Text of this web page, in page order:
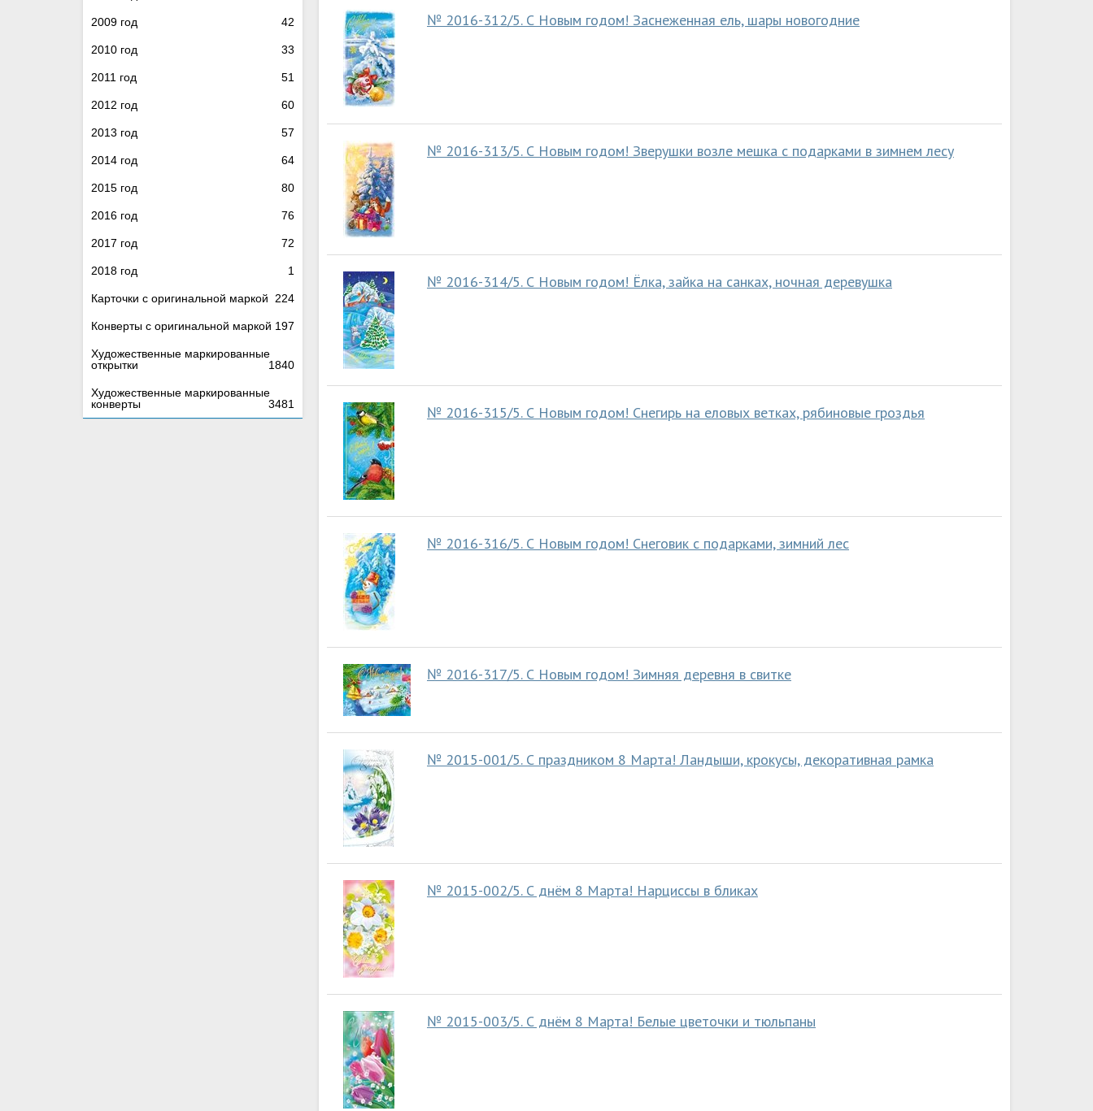
2009 год 42
2010 год 33
2011 год 51
2012 год 60
2013 год 57
2014 год 64
2015 год 80
2016 год 76
2017 год 72
2018 год 1
Карточки с оригинальной маркой 224
Конверты с оригинальной маркой 197
Художественные маркированные
открытки
1840
Художественные маркированные
конверты
3481
№ 2016-312/5. С Новым годом! Заснеженная ель, шары новогодние
№ 2016-313/5. С Новым годом! Зверушки возле мешка с подарками в зимнем лесу
№ 2016-314/5. С Новым годом! Ёлка, зайка на санках, ночная деревушка
№ 2016-315/5. С Новым годом! Снегирь на еловых ветках, рябиновые гроздья
№ 2016-316/5. С Новым годом! Снеговик с подарками, зимний лес
№ 2016-317/5. С Новым годом! Зимняя деревня в свитке
№ 2015-001/5. С праздником 8 Марта! Ландыши, крокусы, декоративная рамка
№ 2015-002/5. С днём 8 Марта! Нарциссы в бликах
№ 2015-003/5. С днём 8 Марта! Белые цветочки и тюльпаны